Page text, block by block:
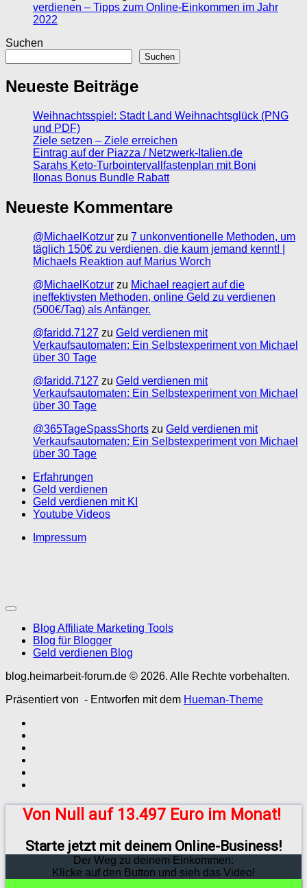
verdienen – Tipps zum Online-Einkommen im Jahr
2022
Suchen
Suchen
Neueste Beiträge
Weihnachtsspiel: Stadt Land Weihnachtsglück (PNG
und PDF)
Ziele setzen – Ziele erreichen
Eintrag auf der Piazza / Netzwerk-Italien.de
Sarahs Keto-Turbointervallfastenplan mit Boni
Ilonas Bonus Bundle Rabatt
Neueste Kommentare
@MichaelKotzur zu 7 unkonventionelle Methoden, um
täglich 150€ zu verdienen, die kaum jemand kennt! |
Michaels Reaktion auf Marius Worch
@MichaelKotzur zu Michael reagiert auf die
ineffektivsten Methoden, online Geld zu verdienen
(500€/Tag) als Anfänger.
@faridd.7127 zu Geld verdienen mit
Verkaufsautomaten: Ein Selbstexperiment von Michael
über 30 Tage
@faridd.7127 zu Geld verdienen mit
Verkaufsautomaten: Ein Selbstexperiment von Michael
über 30 Tage
@365TageSpassShorts zu Geld verdienen mit
Verkaufsautomaten: Ein Selbstexperiment von Michael
über 30 Tage
Erfahrungen
Geld verdienen
Geld verdienen mit KI
Youtube Videos
Impressum
Blog Affiliate Marketing Tools
Blog für Blogger
Geld verdienen Blog
blog.heimarbeit-forum.de © 2026. Alle Rechte vorbehalten.
Präsentiert von - Entworfen mit dem Hueman-Theme
Von Null auf 13.497 Euro im Monat!
Starte jetzt mit deinem Online-Business!
Der Weg zu deinem Einkommen:
Klicke auf den Button und sieh das Video!